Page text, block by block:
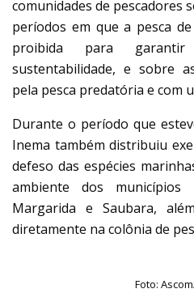
comunidades de pescadores
períodos em que a pesca
proibida para
sustentabilidade, e sobre
pela pesca predatória e com
Durante o período que
Inema também distribuiu
defeso das espécies
ambiente dos
Margarida e Saubara,
diretamente na colônia de
Foto: